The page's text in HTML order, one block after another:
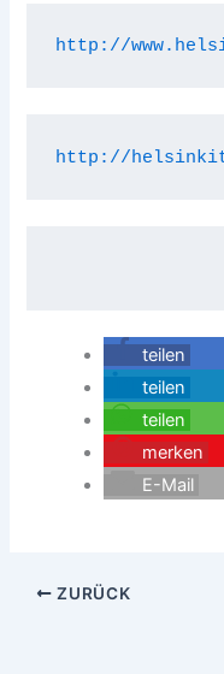
http://
http://
teilen
teilen
teilen
merken
E-Mail
ZURÜCK